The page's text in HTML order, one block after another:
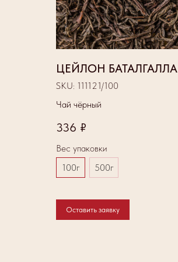
ЦЕЙЛОН БАТАЛГАЛЛА
SKU: 111121/100
Чай чёрный
336 ₽
Вес упаковки
100г
500г
Оставить заявку